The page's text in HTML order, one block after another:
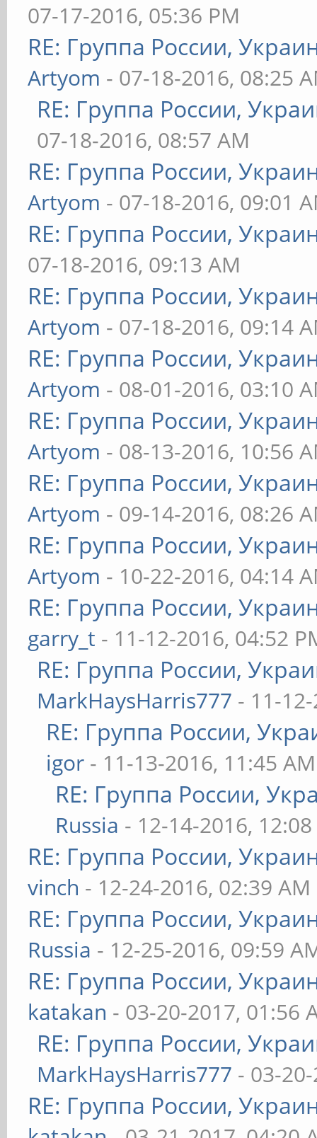
07-17-2016, 05:36 PM
RE: Группа России,
Artyom - 07-18-2016, 08:25
RE: Группа России,
07-18-2016, 08:57 AM
RE: Группа России,
Artyom - 07-18-2016, 09:01
RE: Группа России,
07-18-2016, 09:13 AM
RE: Группа России,
Artyom - 07-18-2016, 09:14
RE: Группа России,
Artyom - 08-01-2016, 03:10
RE: Группа России,
Artyom - 08-13-2016, 10:56
RE: Группа России,
Artyom - 09-14-2016, 08:26
RE: Группа России,
Artyom - 10-22-2016, 04:14
RE: Группа России,
garry_t - 11-12-2016, 04:52
RE: Группа России,
MarkHaysHarris777 - 11-
RE: Группа России,
igor - 11-13-2016, 11:45 AM
RE: Группа России,
Russia - 12-14-2016,
RE: Группа России,
vinch - 12-24-2016, 02:39 AM
RE: Группа России,
Russia - 12-25-2016, 09:59
RE: Группа России,
katakan - 03-20-2017, 01:56
RE: Группа России,
MarkHaysHarris777 - 03-
RE: Группа России,